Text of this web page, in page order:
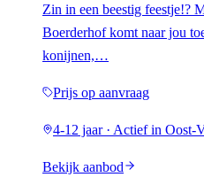
Zin in een beestig feestje!?
Boerderhof komt naar jou
konijnen,…
Prijs op aanvraag
4-12 jaar · Actief in Oost-
Bekijk aanbod